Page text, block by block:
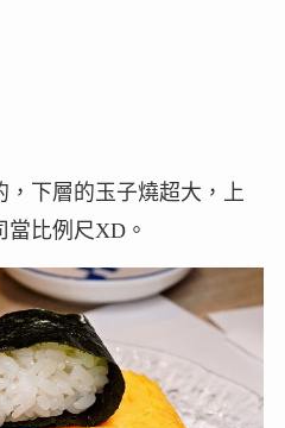
下層的玉子燒超大，上
比例尺XD。